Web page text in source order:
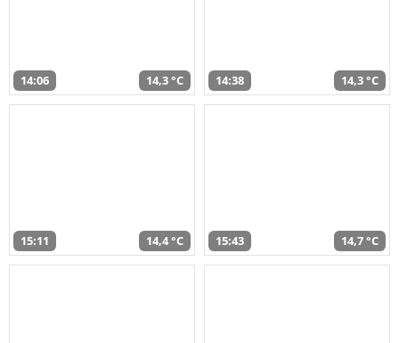
14:06 14,3 °C 14:38 14,3 °C
15:11 14,4 °C 15:43 14,7 °C